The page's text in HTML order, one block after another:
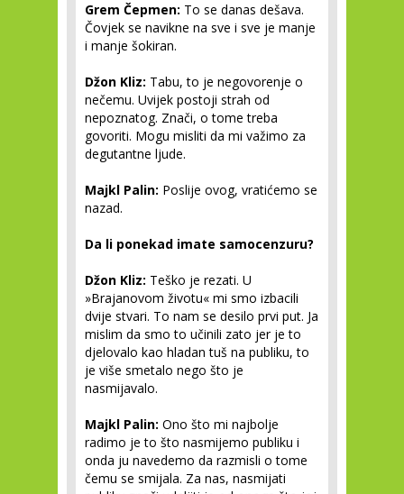
Grem Čepmen: To se danas dešava.
Čovjek se navikne na sve i sve je manje
i manje šokiran.
Džon Kliz: Tabu, to je negovorenje o
nečemu. Uvijek postoji strah od
nepoznatog. Znači, o tome treba
govoriti. Mogu misliti da mi važimo za
degutantne ljude.
Majkl Palin: Poslije ovog, vratićemo se
nazad.
Da li ponekad imate samocenzuru?
Džon Kliz: Teško je rezati. U
»Brajanovom životu« mi smo izbacili
dvije stvari. To nam se desilo prvi put. Ja
mislim da smo to učinili zato jer je to
djelovalo kao hladan tuš na publiku, to
je više smetalo nego što je
nasmijavalo.
Majkl Palin: Ono što mi najbolje
radimo je to što nasmijemo publiku i
onda ju navedemo da razmisli o tome
čemu se smijala. Za nas, nasmijati